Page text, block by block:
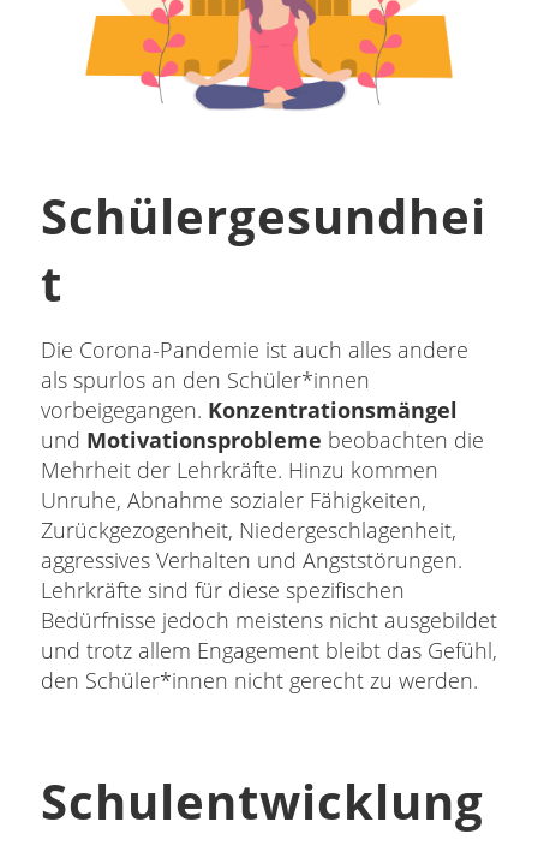
Schülergesundhei
t
Die Corona-Pandemie ist auch alles andere
als spurlos an den Schüler*innen
vorbeigegangen. Konzentrationsmängel
und Motivationsprobleme beobachten die
Mehrheit der Lehrkräfte. Hinzu kommen
Unruhe, Abnahme sozialer Fähigkeiten,
Zurückgezogenheit, Niedergeschlagenheit,
aggressives Verhalten und Angststörungen.
Lehrkräfte sind für diese spezifischen
Bedürfnisse jedoch meistens nicht ausgebildet
und trotz allem Engagement bleibt das Gefühl,
den Schüler*innen nicht gerecht zu werden.
Schulentwicklung